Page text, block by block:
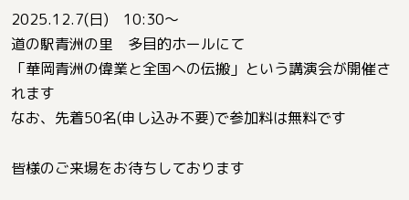
2025.12.7(日) 10:30〜
道の駅青洲の里 多目的ホールにて
「華岡青洲の偉業と全国への伝搬」という講演会が開催さ
れます
なお、先着50名(申し込み不要)で参加料は無料です
皆様のご来場をお待ちしております